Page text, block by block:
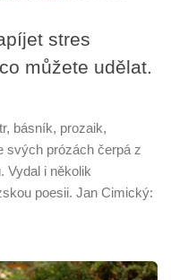
stres
můžete udělat.
básník, prozaik,
svých prózách čerpá z
Vydal i několik
poesii. Jan Cimický: